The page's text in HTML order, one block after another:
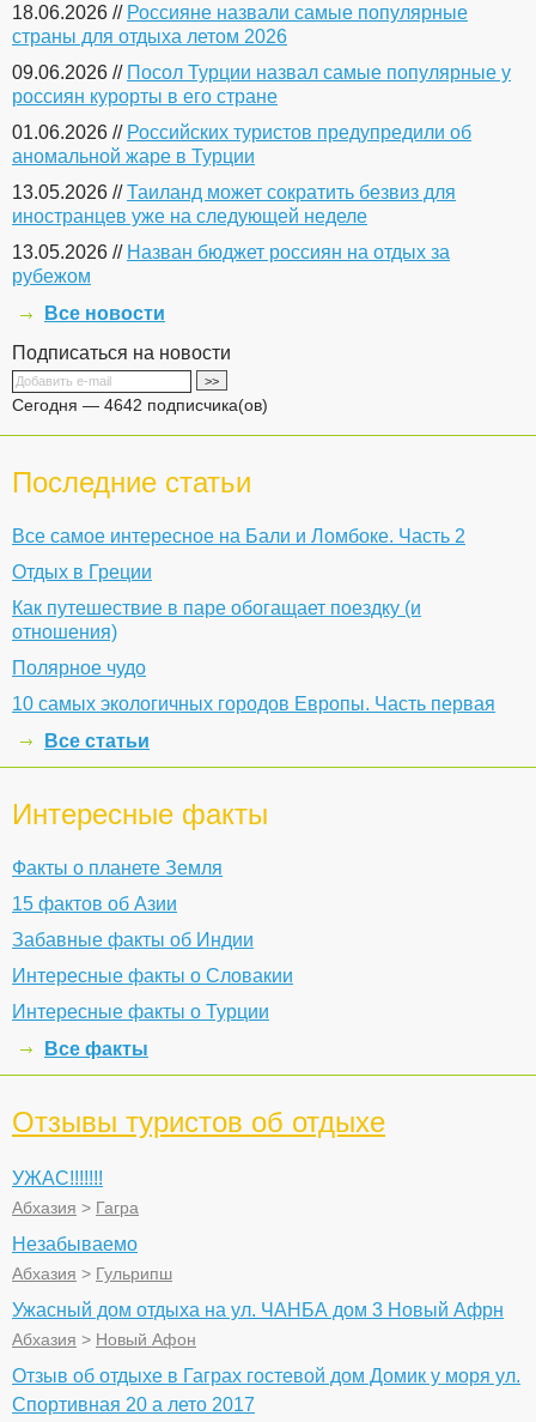
18.06.2026 // Россияне назвали самые популярные
страны для отдыха летом 2026
09.06.2026 // Посол Турции назвал самые популярные у
россиян курорты в его стране
01.06.2026 // Российских туристов предупредили об
аномальной жаре в Турции
13.05.2026 //Таиланд может сократить безвиз для
иностранцев уже на следующей неделе
13.05.2026 // Назван бюджет россиян на отдых за
рубежом
Все новости
Подписаться на новости
Сегодня — 4642 подписчика(ов)
Последние статьи
Все самое интересное на Бали и Ломбоке. Часть 2
Отдых в Греции
Как путешествие в паре обогащает поездку (и
отношения)
Полярное чудо
10 самых экологичных городов Европы. Часть первая
Все статьи
Интересные факты
Факты о планете Земля
15 фактов об Азии
Забавные факты об Индии
Интересные факты о Словакии
Интересные факты о Турции
Все факты
Отзывы туристов об отдыхе
УЖАС!!!!!!!
Абхазия > Гагра
Незабываемо
Абхазия > Гульрипш
Ужасный дом отдыха на ул. ЧАНБА дом 3 Новый Афрн
Абхазия > Новый Афон
Отзыв об отдыхе в Гаграх гостевой дом Домик у моря ул.
Спортивная 20 а лето 2017